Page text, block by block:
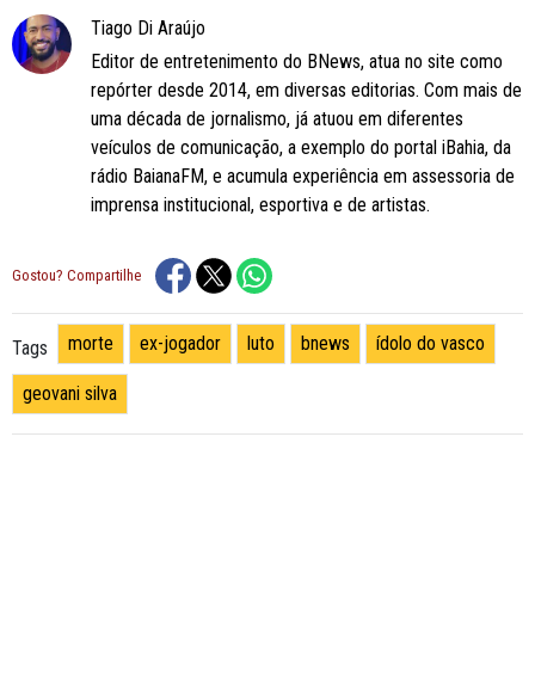
Tiago Di Araújo
Editor de entretenimento do BNews, atua no site como
repórter desde 2014, em diversas editorias. Com mais de
uma década de jornalismo, já atuou em diferentes
veículos de comunicação, a exemplo do portal iBahia, da
rádio BaianaFM, e acumula experiência em assessoria de
imprensa institucional, esportiva e de artistas.
Gostou? Compartilhe
Tags morte ex-jogador luto bnews ídolo do vasco
geovani silva